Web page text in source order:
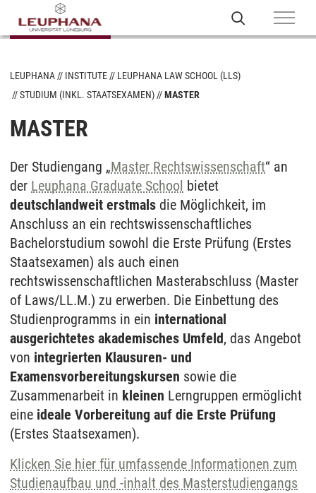
LEUPHANA INSTITUTE
LEUPHANA LAW SCHOOL (LLS)
STUDIUM (INKL. STAATSEXAMEN)
MASTER
MASTER
Der Studiengang „Master Rechtswissenschaft“ an
der Leuphana Graduate School bietet
deutschlandweit erstmals die Möglichkeit, im
Anschluss an ein rechtswissenschaftliches
Bachelorstudium sowohl die Erste Prüfung (Erstes
Staatsexamen) als auch einen
rechtswissenschaftlichen Masterabschluss (Master
of Laws/LL.M.) zu erwerben. Die Einbettung des
Studienprogramms in ein international
ausgerichtetes akademisches Umfeld, das Angebot
von integrierten Klausuren- und
Examensvorbereitungskursen sowie die
Zusammenarbeit in kleinen Lerngruppen ermöglicht
eine ideale Vorbereitung auf die Erste Prüfung
(Erstes Staatsexamen).
Klicken Sie hier für umfassende Informationen zum
Studienaufbau und -inhalt des Masterstudiengangs